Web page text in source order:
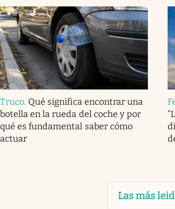
Truco. Qué significa encontrar una
botella en la rueda del coche y por
qué es fundamental saber cómo
actuar
Las más